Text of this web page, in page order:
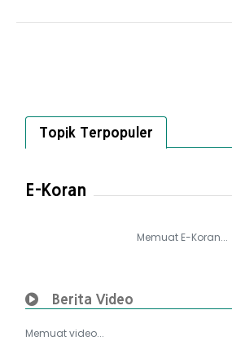
Topik Terpopuler
E-Koran
Memuat E-Koran...
Berita Video
Memuat video...